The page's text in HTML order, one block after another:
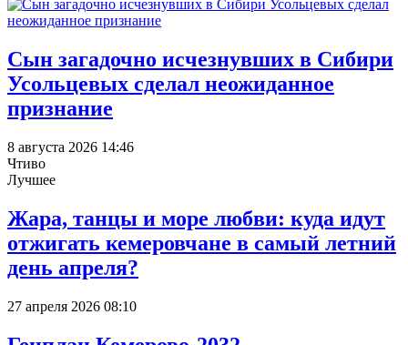
Сын загадочно исчезнувших в Сибири
Усольцевых сделал неожиданное
признание
8 августа 2026 14:46
Чтиво
Лучшее
Жара, танцы и море любви: куда идут
отжигать кемеровчане в самый летний
день апреля?
27 апреля 2026 08:10